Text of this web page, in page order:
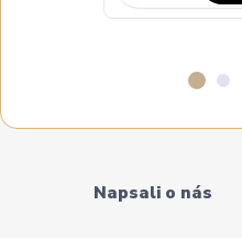
Napsali o nás